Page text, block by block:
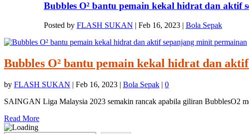
Bubbles O² bantu pemain kekal hidrat dan aktif
Posted by FLASH SUKAN | Feb 16, 2023| Bola Sepak
Bubbles O² bantu pemain kekal hidrat dan
by FLASH SUKAN | Feb 16, 2023 | Bola Sepak | 0
SAINGAN Liga Malaysia 2023 semakin rancak apabila giliran BubblesO2
Read More